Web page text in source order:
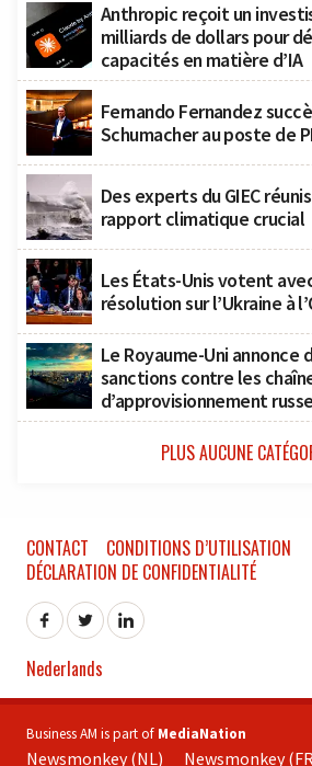
Anthropic reçoit un
milliards de dollars pour
capacités en matière d’IA
Fernando Fernandez
Schumacher au poste de
Des experts du GIEC
rapport climatique crucial
Les États-Unis votent
résolution sur l’Ukraine à
Le Royaume-Uni annonce
sanctions contre les
d’approvisionnement
PLUS AUCUNE
CONTACT
CONDITIONS D’UTILISATION
DÉCLARATION DE CONFIDENTIALITÉ
Nederlands
Business AM is part of MediaNation
Newsmonkey (NL) Newsmonkey